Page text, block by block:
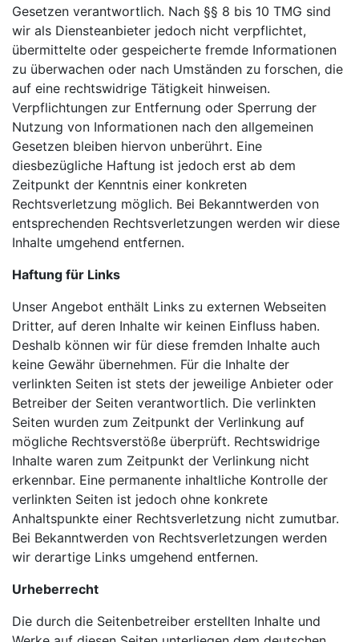
Gesetzen verantwortlich. Nach §§ 8 bis 10 TMG sind
wir als Diensteanbieter jedoch nicht verpflichtet,
übermittelte oder gespeicherte fremde Informationen
zu überwachen oder nach Umständen zu forschen, die
auf eine rechtswidrige Tätigkeit hinweisen.
Verpflichtungen zur Entfernung oder Sperrung der
Nutzung von Informationen nach den allgemeinen
Gesetzen bleiben hiervon unberührt. Eine
diesbezügliche Haftung ist jedoch erst ab dem
Zeitpunkt der Kenntnis einer konkreten
Rechtsverletzung möglich. Bei Bekanntwerden von
entsprechenden Rechtsverletzungen werden wir diese
Inhalte umgehend entfernen.
Haftung für Links
Unser Angebot enthält Links zu externen Webseiten
Dritter, auf deren Inhalte wir keinen Einfluss haben.
Deshalb können wir für diese fremden Inhalte auch
keine Gewähr übernehmen. Für die Inhalte der
verlinkten Seiten ist stets der jeweilige Anbieter oder
Betreiber der Seiten verantwortlich. Die verlinkten
Seiten wurden zum Zeitpunkt der Verlinkung auf
mögliche Rechtsverstöße überprüft. Rechtswidrige
Inhalte waren zum Zeitpunkt der Verlinkung nicht
erkennbar. Eine permanente inhaltliche Kontrolle der
verlinkten Seiten ist jedoch ohne konkrete
Anhaltspunkte einer Rechtsverletzung nicht zumutbar.
Bei Bekanntwerden von Rechtsverletzungen werden
wir derartige Links umgehend entfernen.
Urheberrecht
Die durch die Seitenbetreiber erstellten Inhalte und